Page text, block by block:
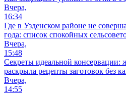
Вчера,
16:34
Где в Узденском районе не
года: список спокойных
Вчера,
15:48
Секреты идеальной консервации:
раскрыла рецепты заготовок без
Вчера,
14:55